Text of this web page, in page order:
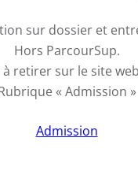
sur dossier et
Hors ParcourSup.
retirer sur le site web
« Admission »
Admission